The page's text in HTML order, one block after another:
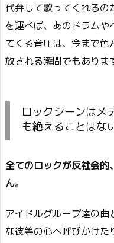
代弁して歌ってくれる
を運べば、あのドラム
てくる音圧は、今まで
放される瞬間でもありま
ロックシーンはメ
も絶えることはな
全てのロックが反社会的
ん。
アイドルグループ達の
な彼等の心へ呼びかけた